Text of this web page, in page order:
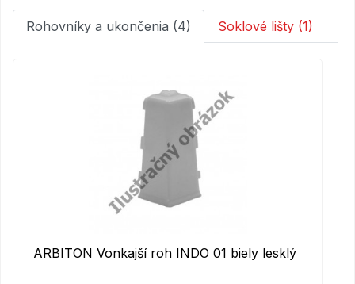
Rohovníky a ukončenia (4) Soklové lišty (1)
ARBITON Vonkajší roh INDO 01 biely lesklý